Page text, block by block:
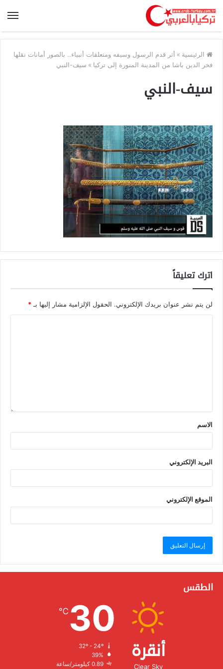
الرئيسية » أثر قدم الرسول وسيفه ومتعلقات أنبياء.. بالصور أمانات نقلها
فخر الدين باشا من المدينة المنورة إلى تركيا » سيف-النبي
سيف-النبي
اترك تعليقاً
لن يتم نشر عنوان بريدك الإلكتروني. الحقول الإلزامية مشار إليها بـ *
الاسم
البريد الإلكتروني
الموقع الإلكتروني
الطقس
أنقرة
Clear Sky
30
℃
الرطوبة:
الرياح: